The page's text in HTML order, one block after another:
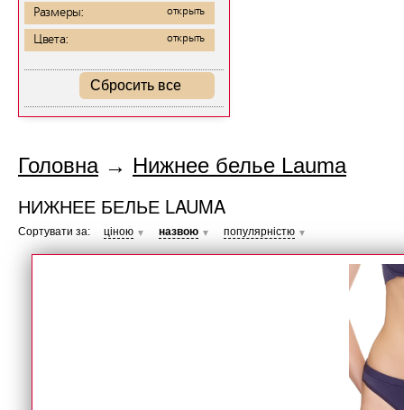
Размеры: открыть
Цвета: открыть
Сбросить все
Головна→ Нижнее белье Lauma
НИЖНЕЕ БЕЛЬЕ LAUMA
Сортувати за: ціною ▼ назвою ▼ популярністю ▼